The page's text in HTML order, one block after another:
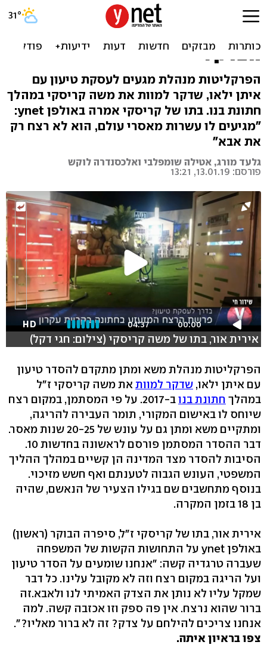
דקר למוות את אבי החתן
ויורשע בהריגה: "איפה
הצדק?"
הפרקליטות מנהלת מגעים לעסקת טיעון עם
איתן ילאו, שדקר למוות את משה קריסקי במהלך
חתונת בנו. בתו של קריסקי אמרה באולפן ynet:
"מגיעים לו עשרות מאסרי עולם, הוא לא רצח רק
את אבא"
גלעד מורג, אטילה שומפלבי ואלכסנדרה לוקש
פורסם: 13.01.19, 13:21
00:00
04:37
HD
אירית אור, בתו של משה קריסקי (צילום: חגי דקל)
הפרקליטות מנהלת משא ומתן מתקדם להסדר טיעון
עם איתן ילאו, שדקר למוותאת משה קריסקי ז"ל
במהלך חתונת בנו
ב-2017. על פי המסתמן, במקום רצח
שיוחס לו באישום המקורי, תומר העבירה להריגה,
ומתקיים משא ומתן גם על עונש של 20-25 שנות מאסר.
דבר ההסדר המסתמן פורסם לראשונה בחדשות 10.
הסיבות להסדר מצד המדינה הן קשיים במהלך ההליך
המשפטי, העונש הגבוה לטענתם ואף חשש מזיכוי.
בנוסף מתחשבים שם בגילו הצעיר של הנאשם, שהיה
בן 18 בזמן המקרה.
אירית אור, בתו של קריסקי ז"ל, סיפרה הבוקר (ראשון)
באולפן ynet על התחושות הקשות של המשפחה
שעברה טרגדיה קשה: "אנחנו שומעים על הסדר טיעון
ועל הריגה במקום רצח וזה לא מקובל עלינו. כל דבר
שמקל עליו לא נותן את הצדק האמיתי לנו ולאבא.זה
ברור שהוא נרצח. אין פה ספק וזו אכזבה קשה. למה
אנחנו צריכים להילחם על צדק? זה לא ברור מאליו?".
צפו בראיון איתה.